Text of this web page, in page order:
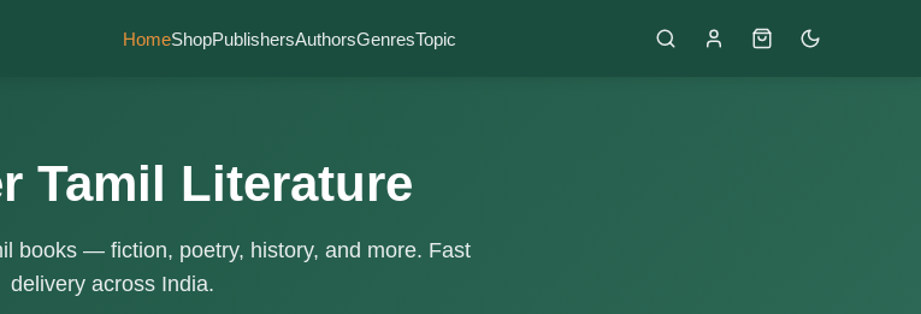
HomeShopPublishersAuthorsGenresTopic
Tamil Literature
books — fiction, poetry, history, and more. Fast
delivery across India.